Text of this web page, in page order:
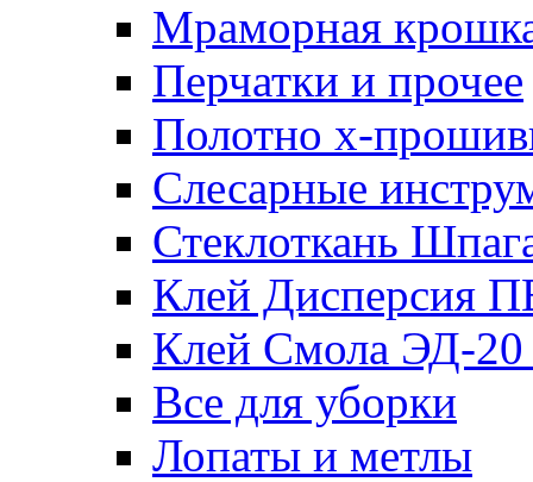
Мраморная
Перчатки и прочее
Полотно х-
Слесарные
Стеклоткань
Клей Дисперсия
Клей Смола ЭД-20
Все для уборки
Лопаты и метлы